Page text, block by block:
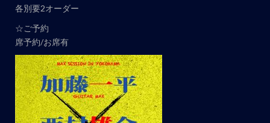
ョ
ン
各別要2オーダー
☆ご予約
席予約/お席有